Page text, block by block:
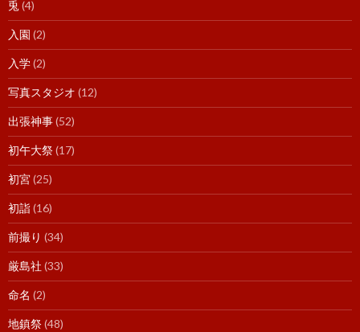
兎 (4)
入園 (2)
入学(2)
写真スタジオ (12)
出張神事(52)
初午大祭(17)
初宮(25)
初詣(16)
前撮り (34)
厳島社 (33)
命名 (2)
地鎮祭(48)